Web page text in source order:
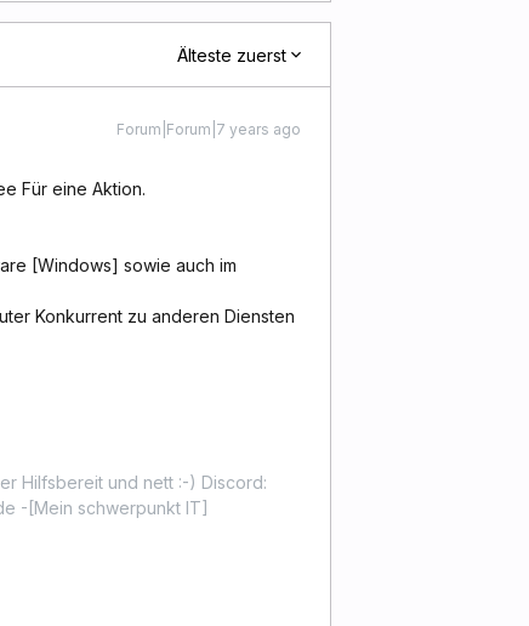
Älteste zuerst
Forum|Forum|7 years ago
Für eine Aktion.
[Windows] sowie auch im
Konkurrent zu anderen Diensten
Hilfsbereit und nett :-) Discord:
-[Mein schwerpunkt IT]